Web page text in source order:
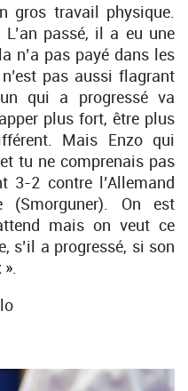
gros travail physique.
passé, il a eu une
n’a pas payé dans les
pas aussi flagrant
qui a progressé va
plus fort, être plus
Mais Enzo qui
tu ne comprenais pas
3-2 contre l’Allemand
(Smorguner). On est
mais on veut ce
s’il a progressé, si son